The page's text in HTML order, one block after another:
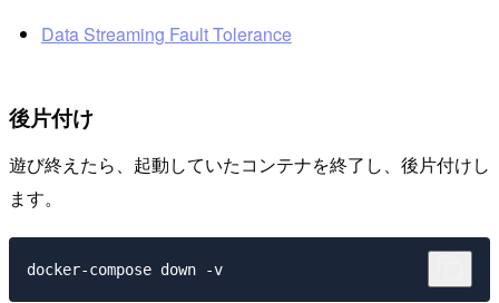
Data Streaming Fault Tolerance
後片付け
遊び終えたら、起動していたコンテナを終了し、後片付けし
ます。